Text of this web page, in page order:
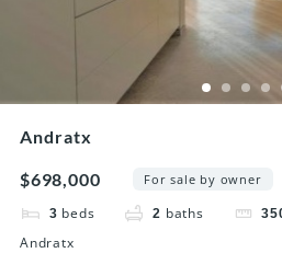
Andratx
$698,000 For sale by owner
3 beds 2 baths
Andratx